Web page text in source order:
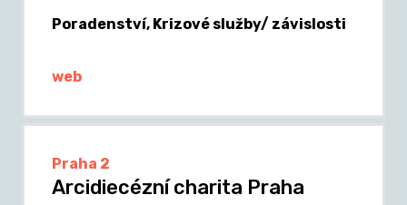
Poradenství, Krizové služby/ závislosti
web
Praha 2
Arcidiecézní charita Praha